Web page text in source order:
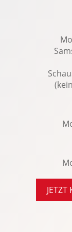
Start-
Tempomat
USB
WLAN